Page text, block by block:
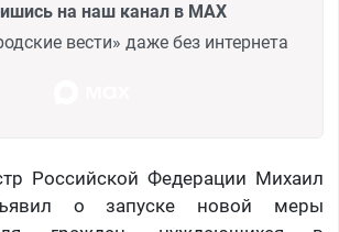
на наш канал в MAX
вести» даже без интернета
Российской Федерации Михаил
о запуске новой меры